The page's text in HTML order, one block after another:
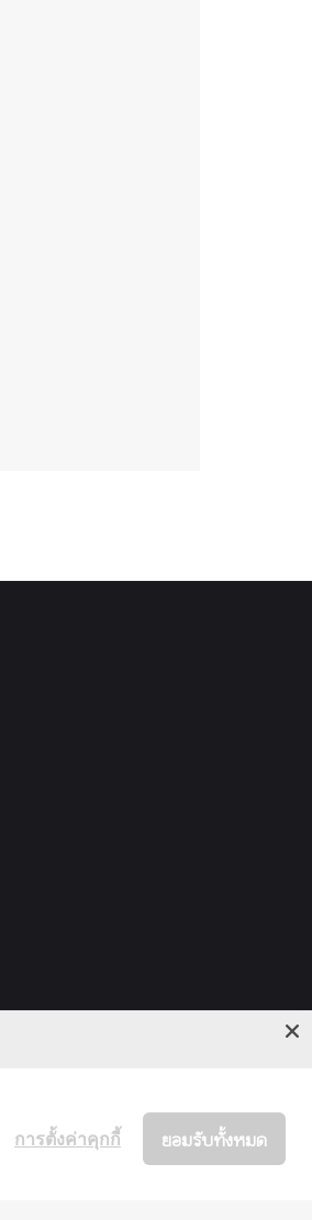
ยอมรับทั้งหมด
การตั้งค่าคุกกี้